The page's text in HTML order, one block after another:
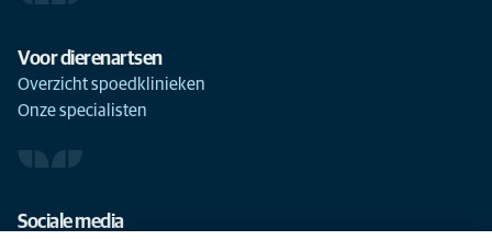
Voor dierenartsen
Overzicht spoedklinieken
Onze specialisten
Sociale media